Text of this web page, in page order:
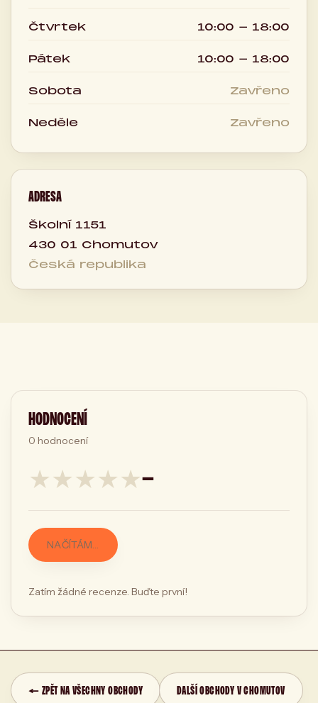
Čtvrtek 10:00 - 18:00
Pátek 10:00 - 18:00
Sobota Zavřeno
Neděle Zavřeno
ADRESA
Školní 1151
430 01 Chomutov
Česká republika
HODNOCENÍ
0 hodnocení
★★★★★—
NAČÍTÁM…
Zatím žádné recenze. Buďte první!
← ZPĚT NA VŠECHNY OBCHODY DALŠÍ OBCHODY V CHOMUTOV